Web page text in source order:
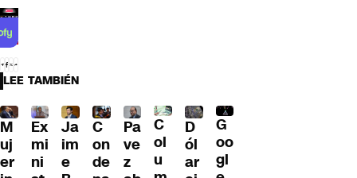
LEE TAMBIÉN
M
uj
er
Ex
mi
ni
Ja
im
e
C
on
de
Pa
ve
z
C
ol
u
D
ól
ar
G
oo
gl